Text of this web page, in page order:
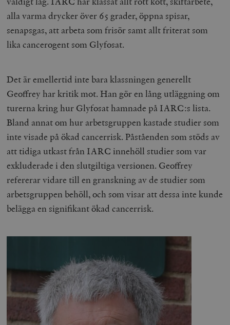
alla varma drycker över 65 grader, öppna spisar,
senapsgas, att arbeta som frisör samt allt friterat som
lika cancerogent som Glyfosat.
Det är emellertid inte bara klassningen generellt
Geoffrey har kritik mot. Han gör en lång utläggning om
turerna kring hur Glyfosat hamnade på IARC:s lista.
Bland annat om hur arbetsgruppen kastade studier som
inte visade på ökad cancerrisk. Påståenden som stöds av
att tidiga utkast från IARC innehöll studier som var
exkluderade i den slutgiltiga versionen. Geoffrey
refererar vidare till en granskning av de studier som
arbetsgruppen behöll, och som visar att dessa inte kunde
belägga en signifikant ökad cancerrisk.